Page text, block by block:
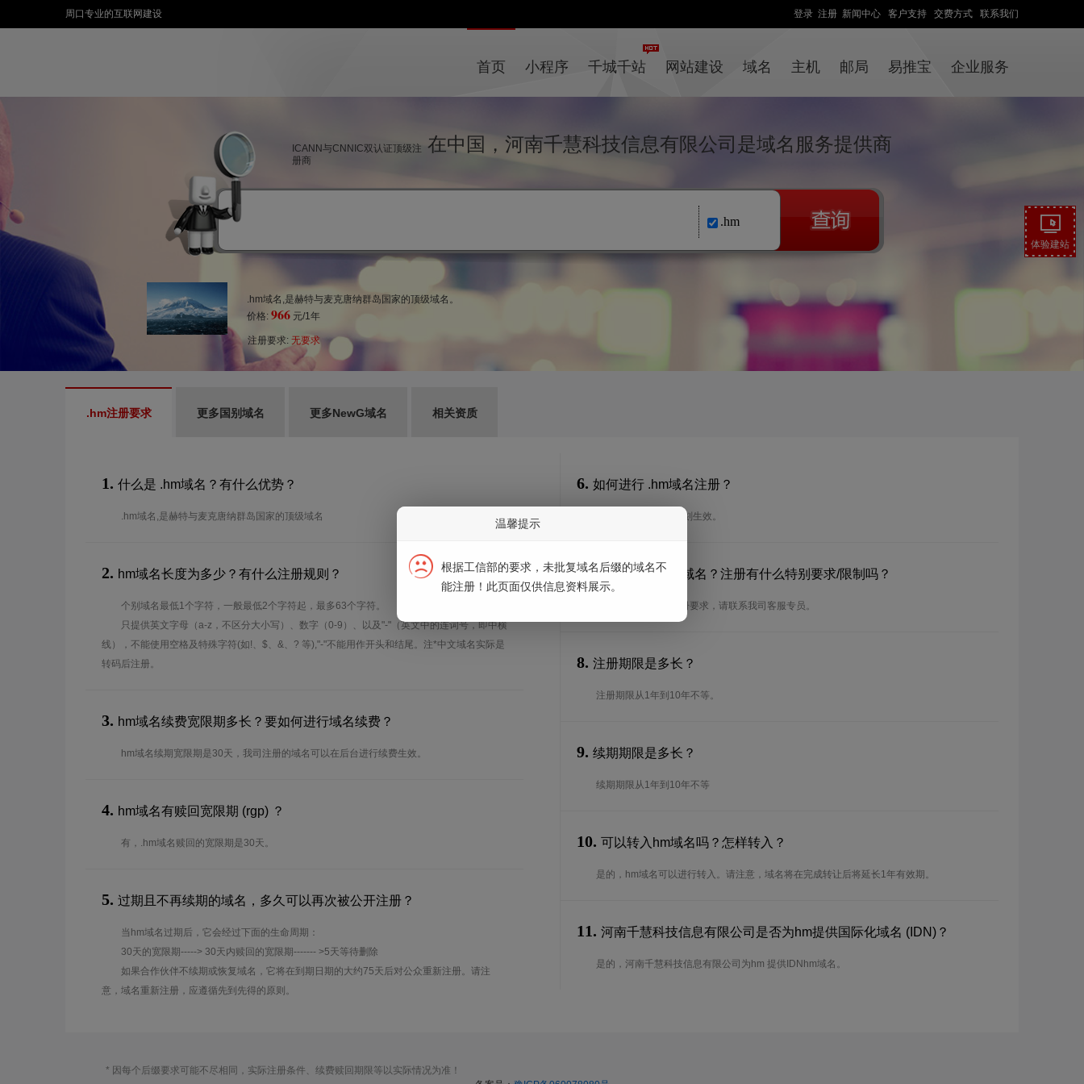
周口专业的互联网建设 登录 注册 新闻中心 客户支持 交费方式 联系我们
首页 小程序 千城千站 网站建设 域名 主机 邮局 易推宝 企业服务
ICANN与CNNIC双认证顶级注
册商
在中国，河南千慧科技信息有限公司是域名服务提供商
.hm
.hm域名,是赫特与麦克唐纳群岛国家的顶级域名。
价格: 966 元/1年
注册要求: 无要求
.hm注册要求 更多国别域名 更多NewG域名 相关资质
1. 什么是 .hm域名？有什么优势？
.hm域名,是赫特与麦克唐纳群岛国家的顶级域名
2. hm域名长度为多少？有什么注册规则？
个别域名最低1个字符，一般最低2个字符起，最多63个字符。
只提供英文字母（a-z，不区分大小写）、数字（0-9）、以及"-"（英文中的连词号，即中横
线），不能使用空格及特殊字符(如!、$、&、? 等),"-"不能用作开头和结尾。注*中文域名实际是
转码后注册。
3. hm域名续费宽限期多长？要如何进行域名续费？
hm域名续期宽限期是30天，我司注册的域名可以在后台进行续费生效。
4. hm域名有赎回宽限期 (rgp) ？
有，.hm域名赎回的宽限期是30天。
5. 过期且不再续期的域名，多久可以再次被公开注册？
当hm域名过期后，它会经过下面的生命周期：
30天的宽限期-----> 30天内赎回的宽限期------- >5天等待删除
如果合作伙伴不续期或恢复域名，它将在到期日期的大约75天后对公众重新注册。请注
意，域名重新注册，应遵循先到先得的原则。
6. 如何进行 .hm域名注册？
通过我司注册可以即刻生效。
7. 谁可以注册 .hm域名？注册有什么特别要求/限制吗？
想了解.hm域名的注册要求，请联系我司客服专员。
8. 注册期限是多长？
注册期限从1年到10年不等。
9. 续期期限是多长？
续期期限从1年到10年不等
10. 可以转入hm域名吗？怎样转入？
是的，hm域名可以进行转入。请注意，域名将在完成转让后将延长1年有效期。
11. 河南千慧科技信息有限公司是否为hm提供国际化域名 (IDN)？
是的，河南千慧科技信息有限公司为hm 提供IDNhm域名。
* 因每个后缀要求可能不尽相同，实际注册条件、续费赎回期限等以实际情况为准！
体验建站
温馨提示
根据工信部的要求，未批复域名后缀的域名不
能注册！此页面仅供信息资料展示。